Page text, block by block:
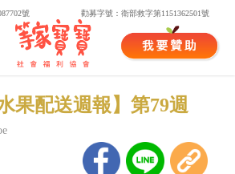
號 勸募字號：衛部救字第1151362501號
果配送週報】第79週